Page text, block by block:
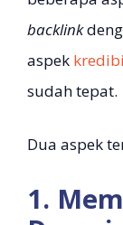
backlink
aspek
sudah tepat.
Dua aspek
1.